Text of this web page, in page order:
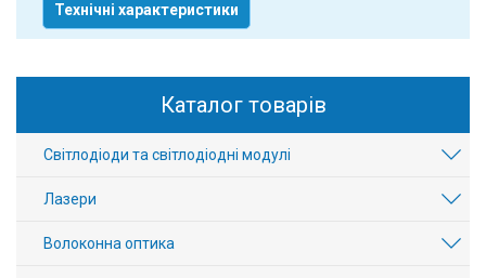
Технічні характеристики
Каталог товарів
Світлодіоди та світлодіодні модулі
Лазери
Волоконна оптика